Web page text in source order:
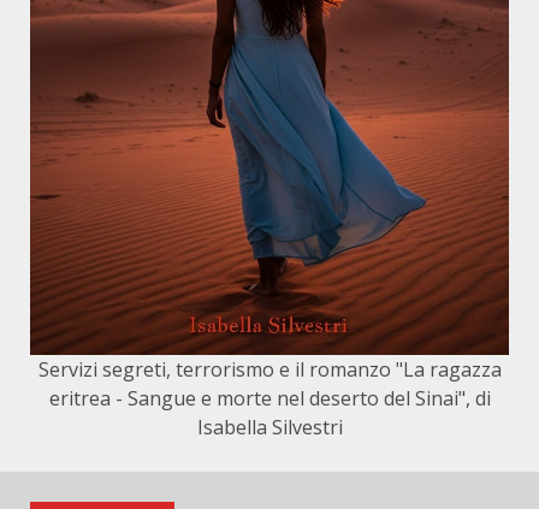
Servizi segreti, terrorismo e il romanzo "La ragazza
eritrea - Sangue e morte nel deserto del Sinai", di
Isabella Silvestri